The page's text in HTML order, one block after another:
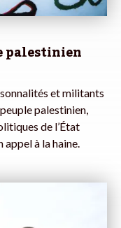
palestinien
et militants
palestinien,
de l’État
appel à la haine.